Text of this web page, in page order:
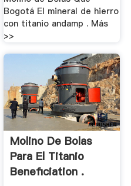
Bogotá El mineral de hierro
con titanio andamp . Más
>>
Molino De Bolas
Para El Titanio
Beneficiation .